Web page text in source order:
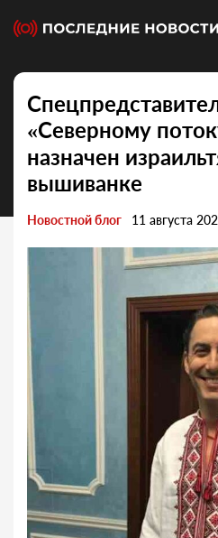
«Северному
назначен
вышиванке
Новостной блог 11 августа